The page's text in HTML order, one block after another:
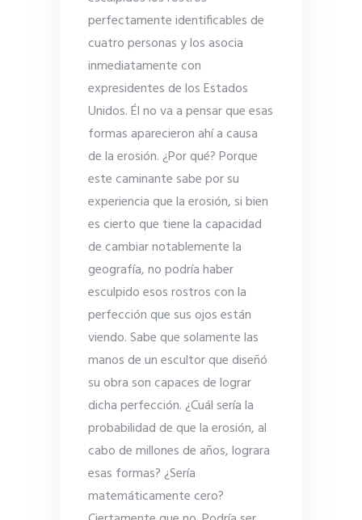
perfectamente identificables de
cuatro personas y los asocia
inmediatamente con
expresidentes de los Estados
Unidos. Él no va a pensar que esas
formas aparecieron ahí a causa
de la erosión. ¿Por qué? Porque
este caminante sabe por su
experiencia que la erosión, si bien
es cierto que tiene la capacidad
de cambiar notablemente la
geografía, no podría haber
esculpido esos rostros con la
perfección que sus ojos están
viendo. Sabe que solamente las
manos de un escultor que diseñó
su obra son capaces de lograr
dicha perfección. ¿Cuál sería la
probabilidad de que la erosión, al
cabo de millones de años, lograra
esas formas? ¿Sería
matemáticamente cero?